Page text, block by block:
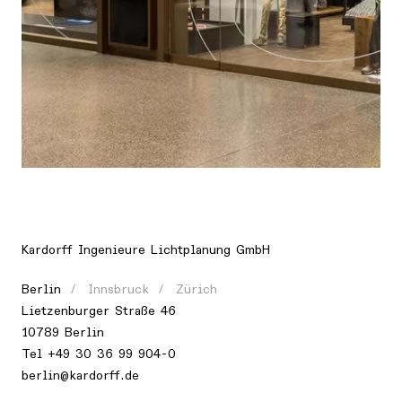
Ort
Europa, Schweiz, Zürich
Kardorff Ingenieure Lichtplanung GmbH
Berlin Innsbruck
Zürich
Lietzenburger Straße 46
10789 Berlin
Tel +49 30 36 99 904-0
berlin@kardorff.de